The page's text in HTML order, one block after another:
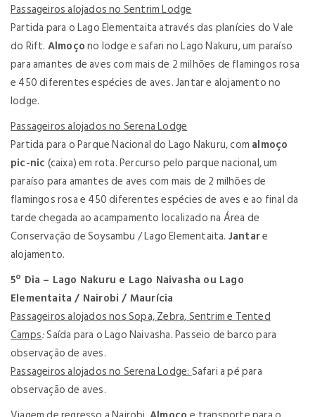
Passageiros alojados no Sentrim Lodge
Partida para o Lago Elementaita através das planícies do Vale
do Rift. Almoçono lodge e safari no Lago Nakuru, um paraíso
para amantes de aves com mais de 2 milhões de flamingos rosa
e 450 diferentes espécies de aves. Jantar e alojamento no
lodge.
Passageiros alojados no Serena Lodge
Partida para o Parque Nacional do Lago Nakuru, com almoço
pic-nic (caixa) em rota. Percurso pelo parque nacional, um
paraíso para amantes de aves com mais de 2 milhões de
flamingos rosa e 450 diferentes espécies de aves e ao final da
tarde chegada ao acampamento localizado na Área de
Conservação de Soysambu / Lago Elementaita. Jantare
alojamento.
5º Dia – Lago Nakuru e Lago Naivasha ou Lago
Elementaita / Nairobi / Maurícia
Passageiros alojados nos Sopa, Zebra, Sentrim e Tented
Camps:Saída para o Lago Naivasha. Passeio de barco para
observação de aves.
Passageiros alojados no Serena Lodge:Safari a pé para
observação de aves.